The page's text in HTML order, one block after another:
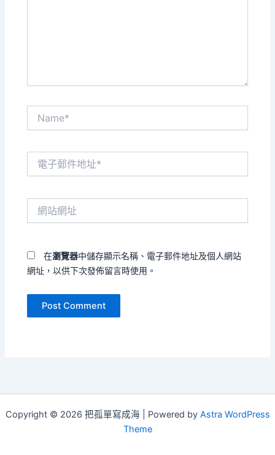
在瀏覽器中儲存顯示名稱、電子郵件地址及個人網站
網址，以供下次發佈留言時使用。
Copyright © 2026 把孤單寫成海 | Powered by Astra WordPress
Theme